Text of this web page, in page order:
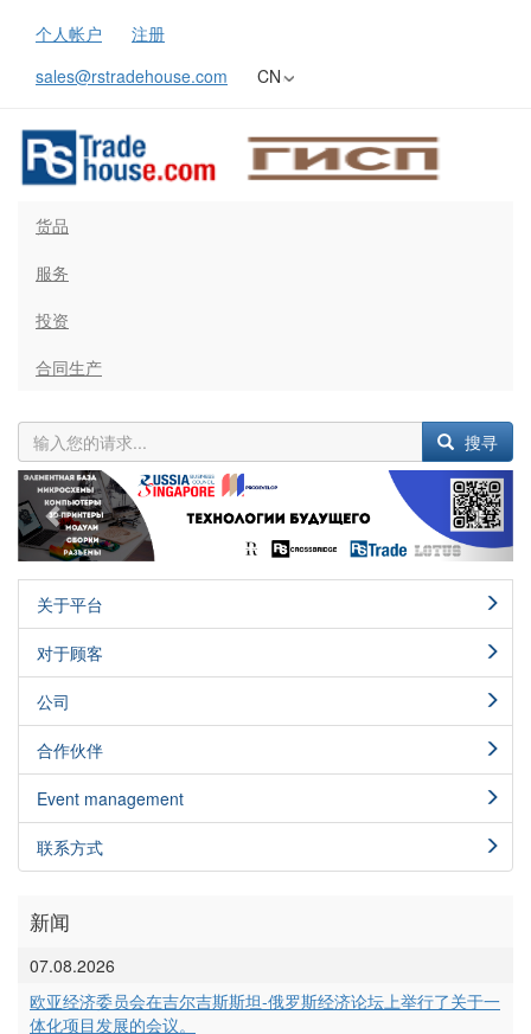
个人帐户
注册
sales@rstradehouse.com
CN
货品
服务
投资
合同生产
搜寻
Previous Next
关于平台
对于顾客
公司
合作伙伴
Event management
联系方式
新闻
07.08.2026
欧亚经济委员会在吉尔吉斯斯坦-俄罗斯经济论坛上举行了关于一
体化项目发展的会议。